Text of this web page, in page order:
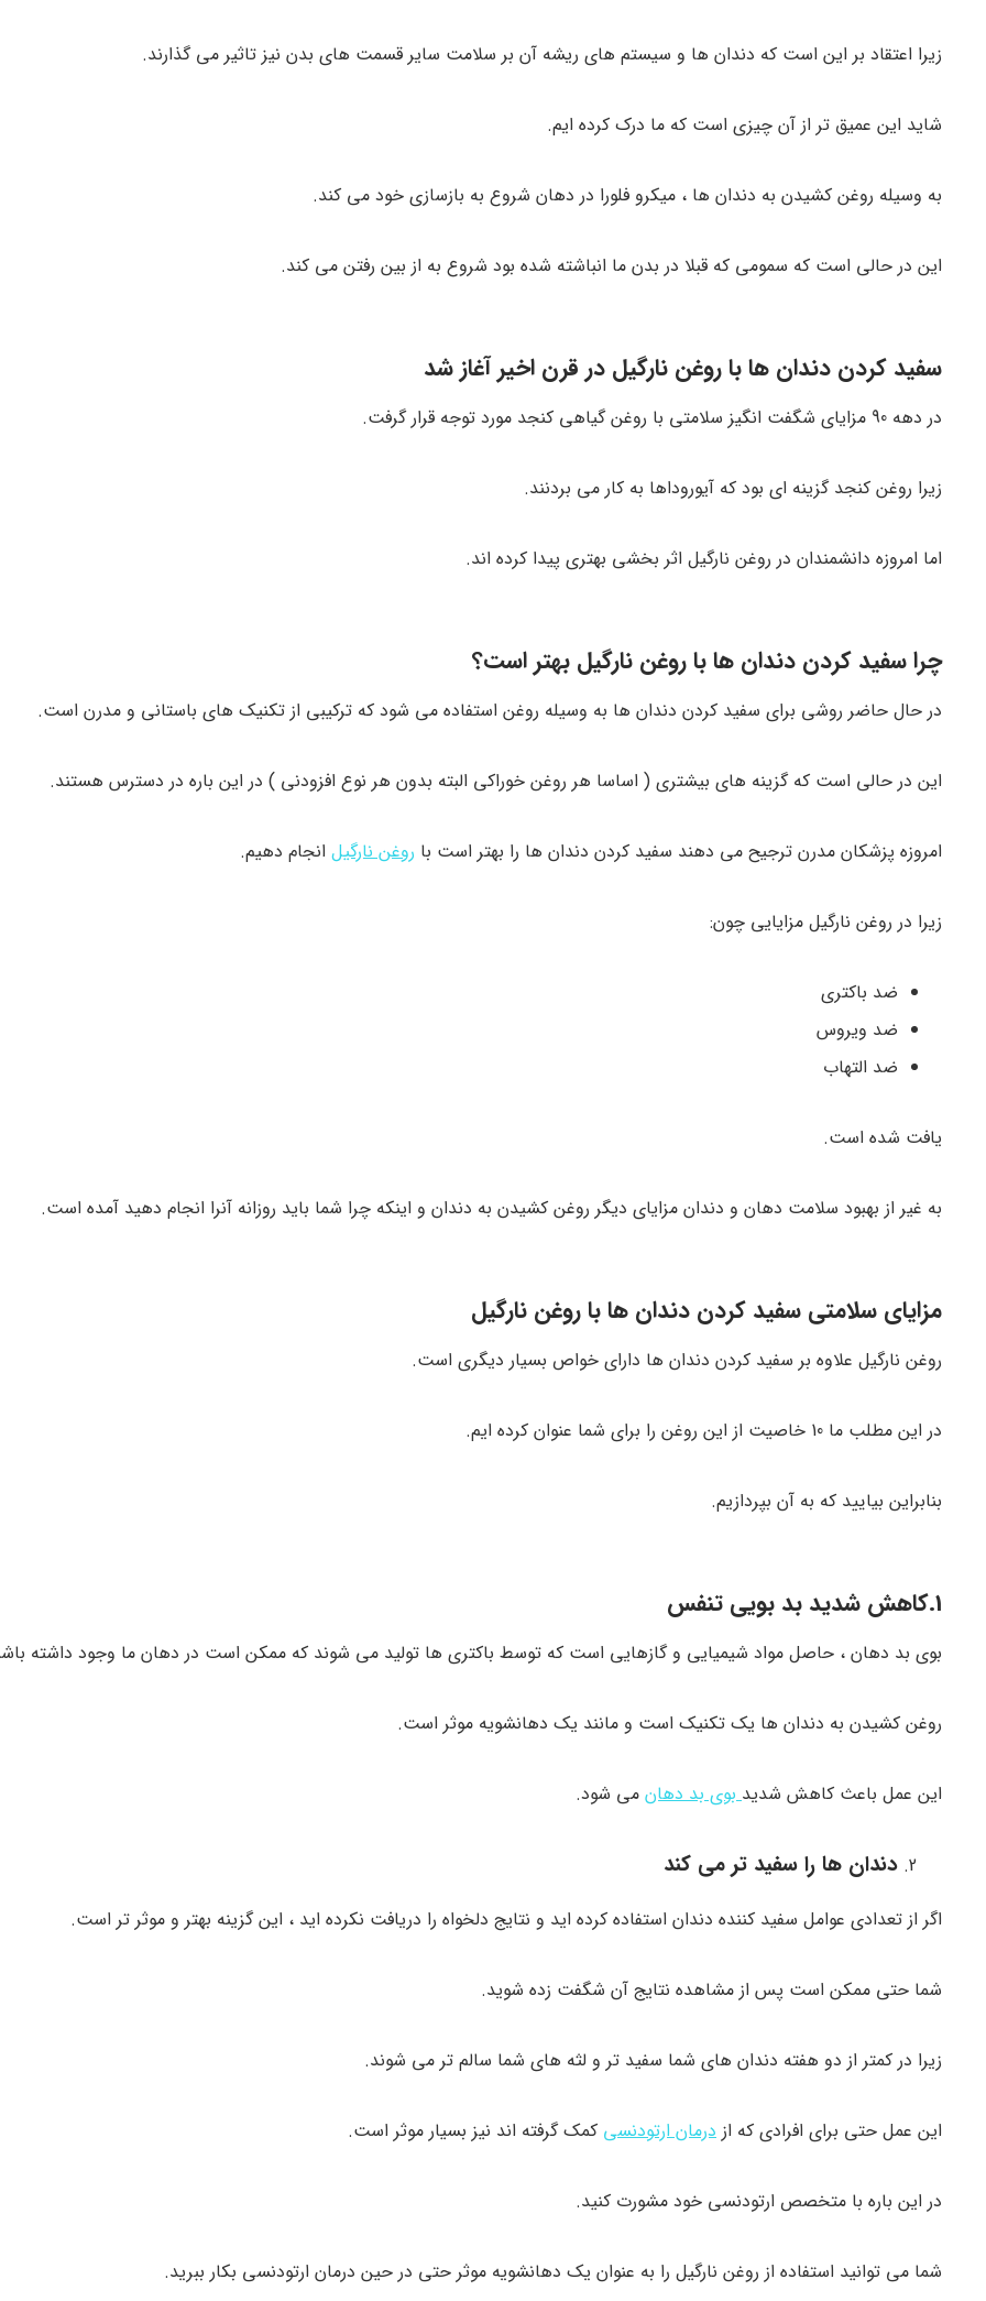
زیرا اعتقاد بر این است که دندان ها و سیستم های ریشه آن بر سلامت سایر قسمت های بدن نیز تاثیر می گذارند.
شاید این عمیق تر از آن چیزی است که ما درک کرده ایم.
به وسیله روغن کشیدن به دندان ها ، میکرو فلورا در دهان شروع به بازسازی خود می کند.
این در حالی است که سمومی که قبلا در بدن ما انباشته شده بود شروع به از بین رفتن می کند.
سفید کردن دندان ها با روغن نارگیل در قرن اخیر آغاز شد
در دهه 90 مزایای شگفت انگیز سلامتی با روغن گیاهی کنجد مورد توجه قرار گرفت.
زیرا روغن کنجد گزینه ای بود که آیوروداها به کار می بردنند.
اما امروزه دانشمندان در روغن نارگیل اثر بخشی بهتری پیدا کرده اند.
چرا سفید کردن دندان ها با روغن نارگیل بهتر است؟
در حال حاضر روشی برای سفید کردن دندان ها به وسیله روغن استفاده می شود که ترکیبی از تکنیک های باستانی و مدرن است.
این در حالی است که گزینه های بیشتری ( اساسا هر روغن خوراکی البته بدون هر نوع افزودنی ) در این باره در دسترس هستند.
امروزه پزشکان مدرن ترجیح می دهند سفید کردن دندان ها را بهتر است با روغن نارگیل انجام دهیم.
زیرا در روغن نارگیل مزایایی چون:
ضد باکتری
ضد ویروس
ضد التهاب
یافت شده است.
به غیر از بهبود سلامت دهان و دندان مزایای دیگر روغن کشیدن به دندان و اینکه چرا شما باید روزانه آنرا انجام دهید آمده است.
مزایای سلامتی سفید کردن دندان ها با روغن نارگیل
روغن نارگیل علاوه بر سفید کردن دندان ها دارای خواص بسیار دیگری است.
در این مطلب ما 10 خاصیت از این روغن را برای شما عنوان کرده ایم.
بنابراین بیایید که به آن بپردازیم.
1.کاهش شدید بد بویی تنفس
بوی بد دهان ، حاصل مواد شیمیایی و گازهایی است که توسط باکتری ها تولید می شوند که ممکن است در دهان ما وجود داشته
روغن کشیدن به دندان ها یک تکنیک است و مانند یک دهانشویه موثر است.
این عمل باعث کاهش شدیدبوی بد دهان می شود.
دندان ها را سفید تر می کند
اگر از تعدادی عوامل سفید کننده دندان استفاده کرده اید و نتایج دلخواه را دریافت نکرده اید ، این گزینه بهتر و موثر تر است.
شما حتی ممکن است پس از مشاهده نتایج آن شگفت زده شوید.
زیرا در کمتر از دو هفته دندان های شما سفید تر و لثه های شما سالم تر می شوند.
این عمل حتی برای افرادی که از درمان ارتودنسی کمک گرفته اند نیز بسیار موثر است.
در این باره با متخصص ارتودنسی خود مشورت کنید.
شما می توانید استفاده از روغن نارگیل را به عنوان یک دهانشویه موثر حتی در حین درمان ارتودنسی بکار ببرید.